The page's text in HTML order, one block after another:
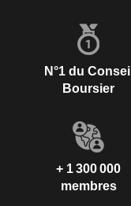
N°1 du Conseil
Boursier
+ 1 300 000
membres